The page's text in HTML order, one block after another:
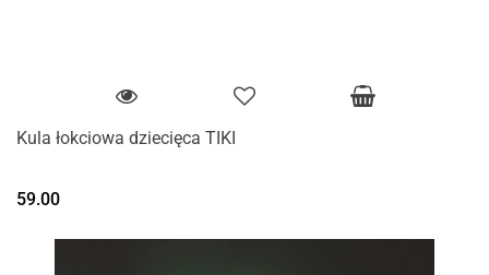
Kula łokciowa dziecięca TIKI
59.00